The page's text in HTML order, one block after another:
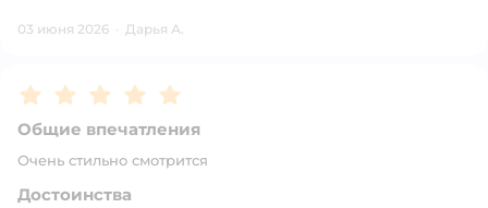
03 июня 2026 · Дарья А.
Рейтинг:5
Общие впечатления
Очень стильно смотрится
Достоинства